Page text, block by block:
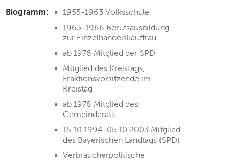
Biogramm:
1955-1963 Volksschule
1963-1966 Berufsausbildung
zur Einzelhandelskauffrau
ab 1976 Mitglied der SPD
Mitglied des Kreistags,
Fraktionsvorsitzende im
Kreistag
ab 1978 Mitglied des
Gemeinderats
15.10.1994-05.10.2003 Mitglied
des Bayerischen Landtags (SPD)
Verbraucherpolitische